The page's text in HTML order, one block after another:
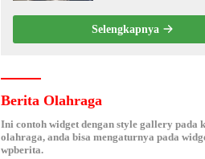
Selengkapnya
Berita Olahraga
Ini contoh widget dengan style gallery pada
olahraga, anda bisa mengaturnya pada
wpberita.